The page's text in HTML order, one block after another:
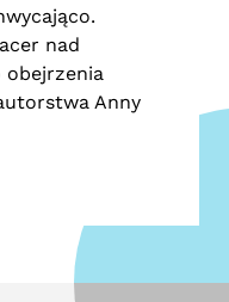
nad
obejrzenia
Anny